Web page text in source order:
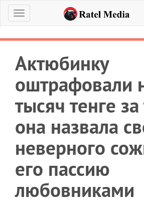
Меню
Актюбинку
оштрафовали
тысяч тенге за
она назвала
неверного
его пассию
любовниками